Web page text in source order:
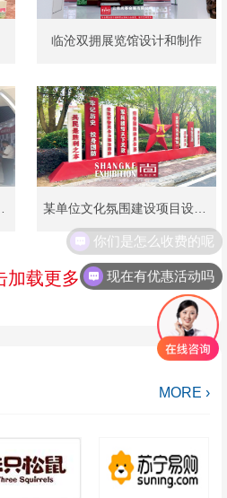
临沧双拥展览馆设计和制作
和制作 某单位文化氛围建设项目设计和制作
加载更多
MORE ›
现在有优惠活动吗